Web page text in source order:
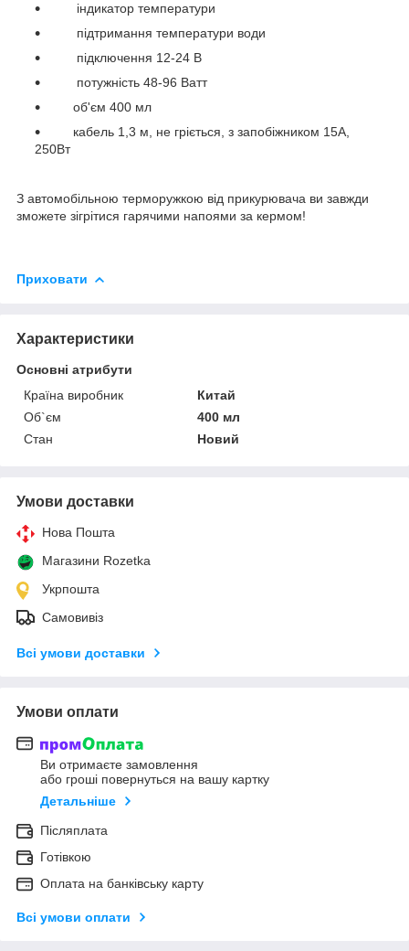
індикатор температури
підтримання температури води
підключення 12-24 В
потужність 48-96 Ватт
об'єм 400 мл
кабель 1,3 м, не гріється, з запобіжником 15А,
250Вт
З автомобільною терморужкою від прикурювача ви завжди
зможете зігрітися гарячими напоями за кермом!
Приховати
Характеристики
Основні атрибути
Країна виробник
Китай
Об`єм
400 мл
Стан
Новий
Умови доставки
Нова Пошта
Магазини Rozetka
Укрпошта
Самовивіз
Всі умови доставки
Умови оплати
Ви отримаєте замовлення
або гроші повернуться на вашу картку
Детальніше
Післяплата
Готівкою
Оплата на банківську карту
Всі умови оплати